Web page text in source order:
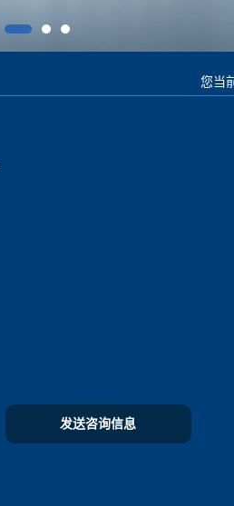
您当
发送咨询信息